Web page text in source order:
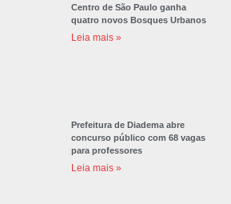
Centro de São Paulo ganha
quatro novos Bosques Urbanos
Leia mais »
Prefeitura de Diadema abre
concurso público com 68 vagas
para professores
Leia mais »